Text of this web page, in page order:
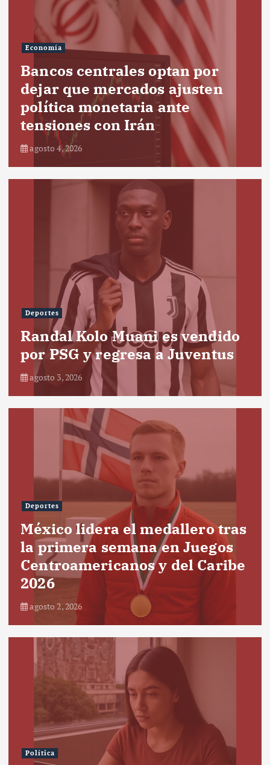
Economía
Bancos centrales optan por
dejar que mercados ajusten
política monetaria ante
tensiones con Irán
agosto 4, 2026
Deportes
Randal Kolo Muani es vendido
por PSG y regresa a Juventus
agosto 3, 2026
Deportes
México lidera el medallero tras
la primera semana en Juegos
Centroamericanos y del Caribe
2026
agosto 2, 2026
Política